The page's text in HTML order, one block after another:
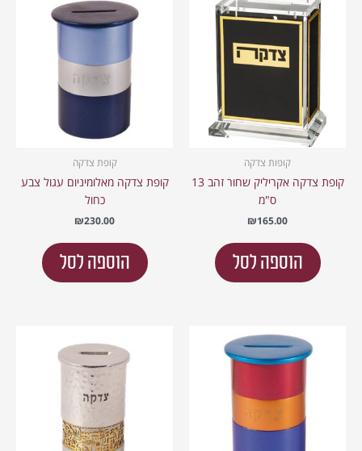
קופות צדקה
קופת צדקה אקריליק שחור זהב 13
ס"מ
₪165.00
הוספה לסל
קופת צדקה
קופת צדקה מאלומיניום עגול צבע
כחול
₪230.00
הוספה לסל